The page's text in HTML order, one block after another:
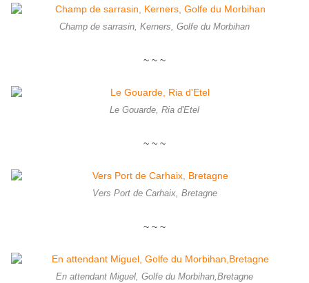
Champ de sarrasin, Kerners, Golfe du Morbihan
~ ~ ~
Le Gouarde, Ria d'Etel
~ ~ ~
Vers Port de Carhaix, Bretagne
~ ~ ~
En attendant Miguel, Golfe du Morbihan,Bretagne